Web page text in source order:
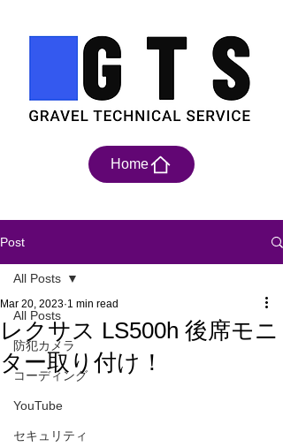
Home
Post
All Posts
防犯カメラ
コーディング
YouTube
セキュリティ
All Posts
レクサス LS500h 後席モニ
ター取り付け！
Mar 20, 2023 1 min read